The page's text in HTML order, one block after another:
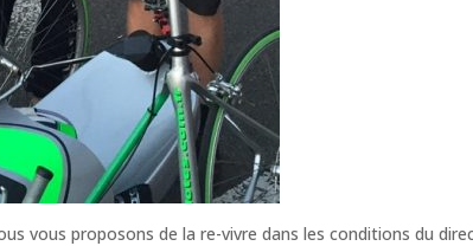
vous proposons de la re-vivre dans les conditions du